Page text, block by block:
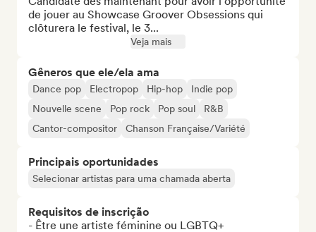
de jouer au Showcase Groover Obsessions qui
clôturera le festival, le 3...
Veja mais
Gêneros que ele/ela ama
Dance pop Electropop Hip-hop
Indie pop
Nouvelle scene
Pop rock Pop soul
R&B
Cantor-compositor
Chanson Française/Variété
Principais oportunidades
Selecionar artistas para uma chamada aberta
Requisitos de inscrição
- Être une artiste féminine ou LGBTQ+